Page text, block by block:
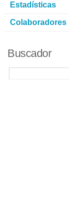
Estadísticas
Colaboradores
Buscador